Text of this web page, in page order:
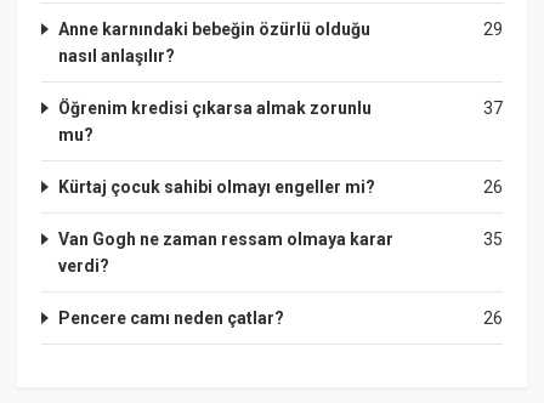
29
Anne karnındaki bebeğin özürlü olduğu
nasıl anlaşılır?
37
Öğrenim kredisi çıkarsa almak zorunlu
mu?
26
Kürtaj çocuk sahibi olmayı engeller mi?
35
Van Gogh ne zaman ressam olmaya karar
verdi?
26
Pencere camı neden çatlar?